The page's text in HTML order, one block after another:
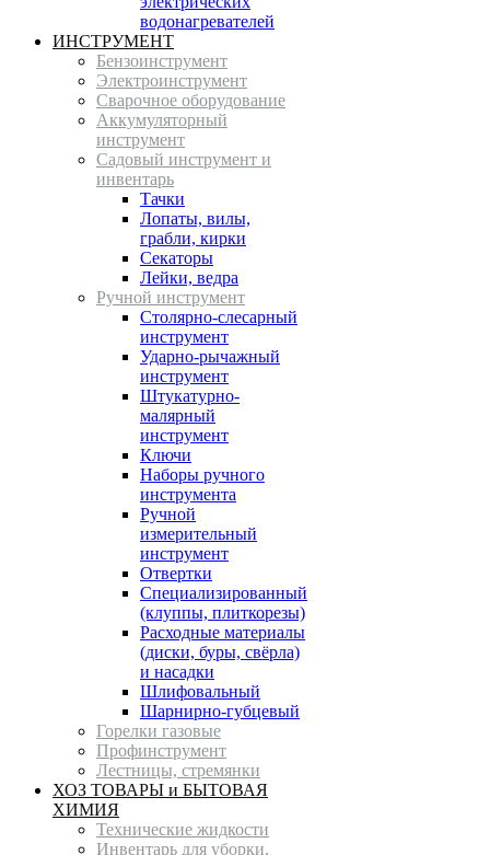
водонагревателей
ИНСТРУМЕНТ
Бензоинструмент
Электроинструмент
Сварочное оборудование
Аккумуляторный
инструмент
Садовый инструмент и
инвентарь
Тачки
Лопаты, вилы,
грабли, кирки
Секаторы
Лейки, ведра
Ручной инструмент
Столярно-слесарный
инструмент
Ударно-рычажный
инструмент
Штукатурно-
малярный
инструмент
Ключи
Наборы ручного
инструмента
Ручной
измерительный
инструмент
Отвертки
Специализированный
(клуппы, плиткорезы)
Расходные материалы
(диски, буры, свёрла)
и насадки
Шлифовальный
Шарнирно-губцевый
Горелки газовые
Профинструмент
Лестницы, стремянки
ХОЗ ТОВАРЫ и БЫТОВАЯ
ХИМИЯ
Технические жидкости
Инвентарь для уборки,